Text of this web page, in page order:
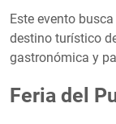
Este evento
destino turístico
gastronómica y
Feria del